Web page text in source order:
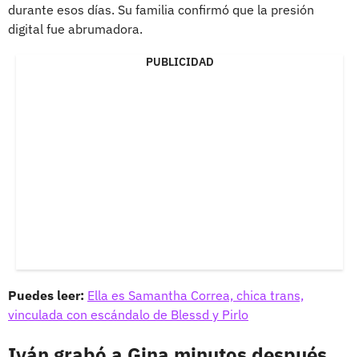
durante esos días. Su familia confirmó que la presión
digital fue abrumadora.
PUBLICIDAD
Puedes leer: Ella es Samantha Correa, chica trans,
vinculada con escándalo de Blessd y Pirlo